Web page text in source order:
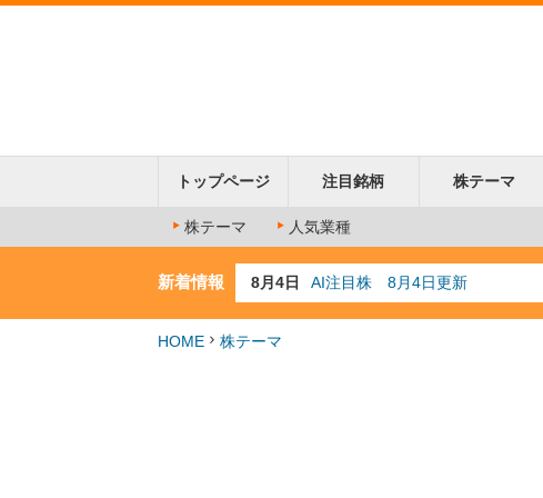
トップページ 注目銘柄 株テーマ
株テーマ 人気業種
新着情報 8月4日
AI注目株 8月4日更新
8月3日
人気業種注目株 8月3日更新
7月29日
HOME 株テーマ